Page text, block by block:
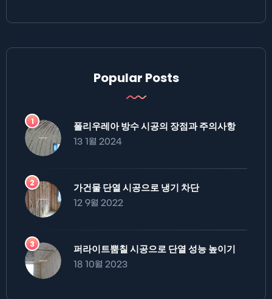
Popular Posts
폴리우레아 방수 시공의 장점과 주의사항
13 1월 2024
가건물 단열 시공으로 냉기 차단
12 9월 2022
퍼라이트뿜칠 시공으로 단열 성능 높이기
18 10월 2023